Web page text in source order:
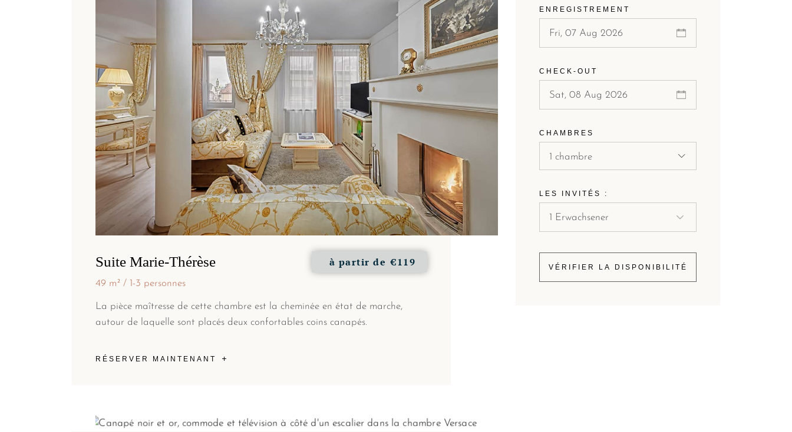
Suite Marie-Thérèse à partir de €119
49 m² 1-3 personnes
La pièce maîtresse de cette chambre est la cheminée en état de marche,
autour de laquelle sont placés deux confortables coins canapés.
RÉSERVER MAINTENANT
ENREGISTREMENT
CHECK-OUT
CHAMBRES
1 chambre
LES INVITÉS :
VÉRIFIER LA DISPONIBILITÉ